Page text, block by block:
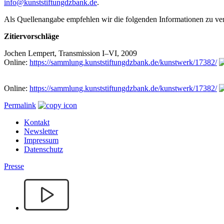
info@kunststiftungdzbank.de.
Als Quellenangabe empfehlen wir die folgenden Informationen zu
Zitiervorschläge
Jochen Lempert, Transmission I–VI, 2009
Online: https://sammlung.kunststiftungdzbank.de/kunstwerk/17382/
Online: https://sammlung.kunststiftungdzbank.de/kunstwerk/17382/
Permalink
Kontakt
Newsletter
Impressum
Datenschutz
Presse